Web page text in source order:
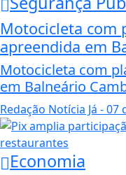
Motocicleta com
apreendida em
Motocicleta com
em Balneário
Redação Notícia Já - 07
Economia